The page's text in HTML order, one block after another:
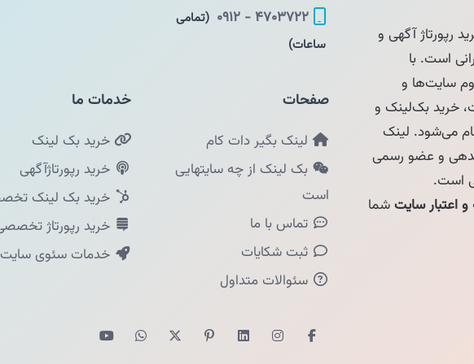
آگهی و
است. با
سایت‌ها و
خرید بک‌لینک و
می‌شود. لینک
و عضو رسمی
است.
سایتشما
۴۷۰۳۷۲۲ - ۰۹۱۲
(تمامی
ساعات)
صفحات
لینک بگیر دات کام
بک لینک از چه سایتهایی
است
تماس با ما
ثبت شکایات
سئوالات متداول
خدمات ما
خرید بک لینک
خرید رپورتاژآگهی
خرید بک لینک
خرید رپورتاژ تخصصی
خدمات سئوی سایت